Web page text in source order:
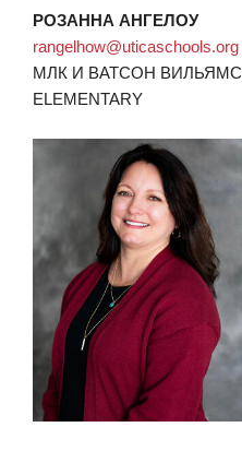
РОЗАННА АНГЕЛОУ
rangelhow@uticaschools.org
МЛК И ВАТСОН ВИЛЬЯМС
ELEMENTARY